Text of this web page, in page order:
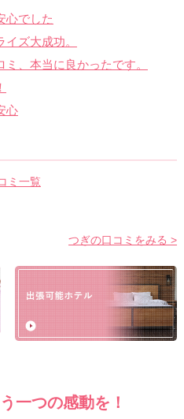
心でした
ズ大成功。
、本当に良かったです。
心
ミ一覧
つぎの口コミをみる >
一つの感動を！